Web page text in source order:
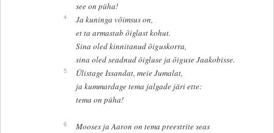
see on püha!
4
Ja kuninga võimsus on,
et ta armastab õiglast kohut.
Sina oled kinnitanud õiguskorra,
sina oled seadnud õigluse ja õiguse Jaakobisse.
5
Ülistage Issandat, meie Jumalat,
ja kummardage tema jalgade järi ette:
tema on püha!
6
Mooses ja Aaron on tema preestrite seas